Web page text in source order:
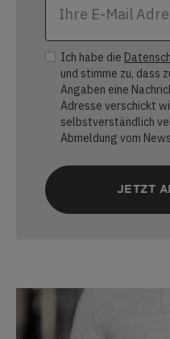
Ich habe die
und stimme zu, dass
Angaben eine
Adresse verschickt
selbstverständlich
Abmeldung vom
JETZT